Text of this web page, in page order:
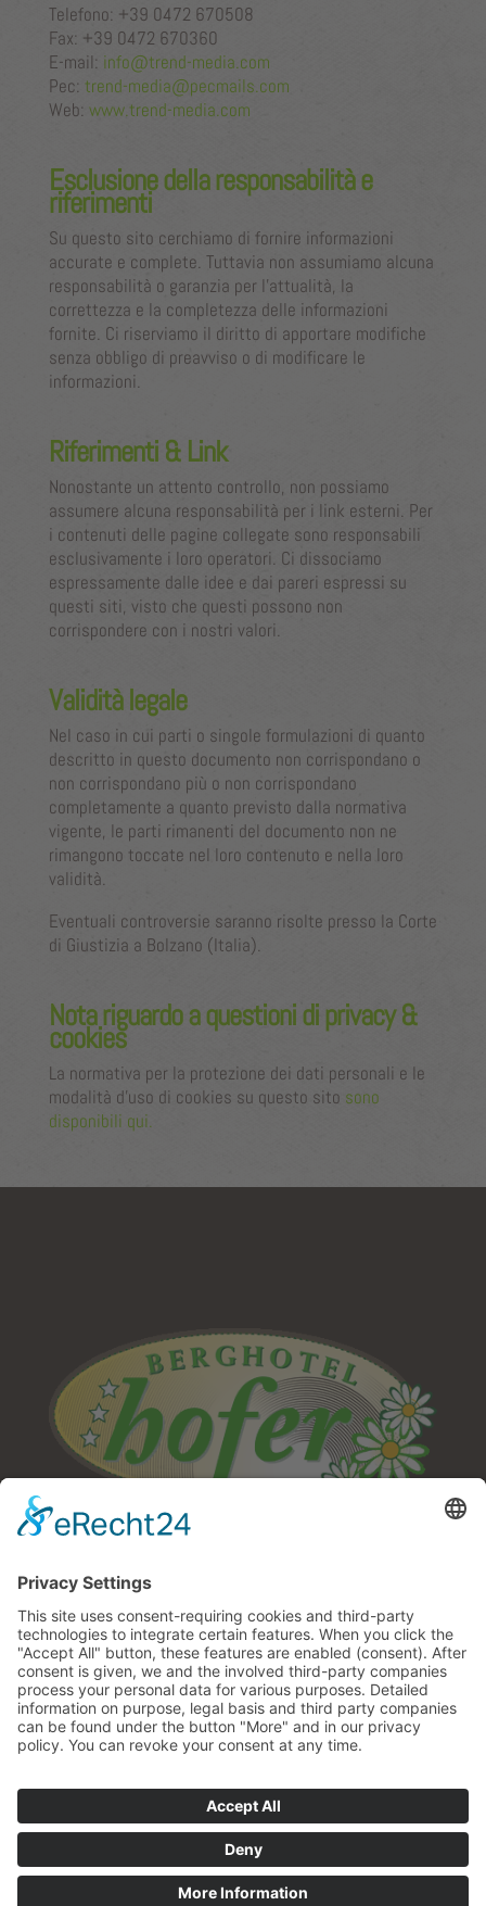
Telefono: +39 0472 670508
Fax: +39 0472 670360
E-mail: info@trend-media.com
Pec: trend-media@pecmails.com
Web: www.trend-media.com
Esclusione della responsabilità e
riferimenti
Su questo sito cerchiamo di fornire informazioni
accurate e complete. Tuttavia non assumiamo alcuna
responsabilità o garanzia per l’attualità, la
correttezza e la completezza delle informazioni
fornite. Ci riserviamo il diritto di apportare modifiche
senza obbligo di preavviso o di modificare le
informazioni.
Riferimenti & Link
Nonostante un attento controllo, non possiamo
assumere alcuna responsabilità per i link esterni. Per
i contenuti delle pagine collegate sono responsabili
esclusivamente i loro operatori. Ci dissociamo
espressamente dalle idee e dai pareri espressi su
questi siti, visto che questi possono non
corrispondere con i nostri valori.
Validità legale
Nel caso in cui parti o singole formulazioni di quanto
descritto in questo documento non corrispondano o
non corrispondano più o non corrispondano
completamente a quanto previsto dalla normativa
vigente, le parti rimanenti del documento non ne
rimangono toccate nel loro contenuto e nella loro
validità.
Eventuali controversie saranno risolte presso la Corte
di Giustizia a Bolzano (Italia).
Nota riguardo a questioni diprivacy&
cookies
La normativa per la protezione dei dati personali e le
modalità d’uso di cookies su questo sito sono
disponibili qui.
Berghotel Hofer
Piazza Funivia 25 ∎I-39037 Rio di Pusteria –
Maranza ∎Alto Adige/Italia
Tel.0039 0472 520 145
info@berghotel-hofer.it
Berghotel Hofer Impressum